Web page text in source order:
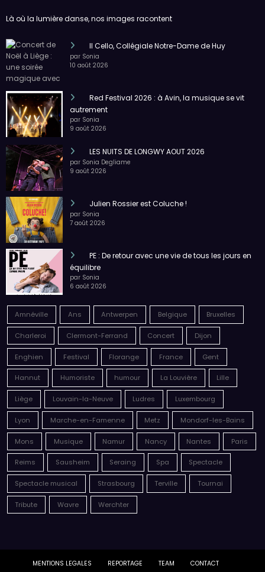
Là où la lumière danse, nos images racontent
Il Cello, Collégiale Notre-Dame de Huy
par Sonia
10 août 2026
Red Festival 2026 : à Avin, la musique se vit
autrement
par Sonia
9 août 2026
LES NUITS DE LONGWY AOUT 2026
par Sonia Degliame
9 août 2026
Julien Rossier est Coluche !
par Sonia
7 août 2026
PE : De retour avec une vie de tous les jours en
équilibre
par Sonia
6 août 2026
Amnéville Ans Antwerpen Belgique Bruxelles
Charleroi Clermont-Ferrand Concert Dijon
Enghien Festival Florange France Gent
Hannut Humoriste humour La Louvière Lille
Liège Louvain-la-Neuve Ludres Luxembourg
Lyon Marche-en-Famenne Metz Mondorf-les-Bains
Mons Musique Namur Nancy Nantes Paris
Reims Sausheim Seraing Spa Spectacle
Spectacle musical Strasbourg Terville Tournai
Tribute Wavre Werchter
MENTIONS LEGALES REPORTAGE TEAM CONTACT